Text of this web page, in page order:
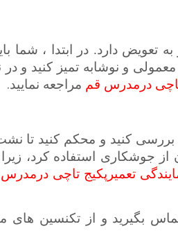
دارد. در ابتدا ، شما
و نوشابه تمیز کنید و در
تاچی درمدرس قم مراجعه نمایید.
کنید و محکم کنید تا
جوشکاری استفاده کرد، زیرا
تعمیرپکیج تاچی
بگیرید و از تکنسین